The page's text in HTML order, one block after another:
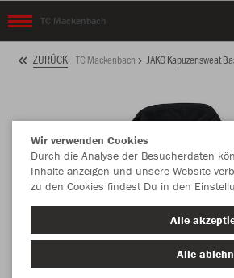
TC Mackenbach
ZURÜCK TC Mackenbach JAKO Kapuzensweat
Wir verwenden Cookies
Durch die Analyse der Besucherdaten
Inhalte anzeigen und unsere Website
zu den Cookies findest Du in den
Alle
Alle